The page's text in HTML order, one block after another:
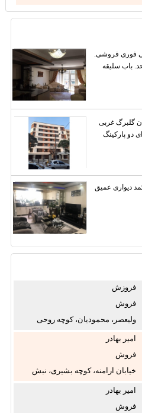
جنوبی فوری فروشی.
جلوی واحد. باب سلیقه
۱۵۰ متری کرمان گلبرگ غربی
دو پارکینگ
دیواری عمیق
فروزش
فروش
ولیعصر، محمودیان، کوچه روحی
امیر بهادر
فروش
خیابان ارامنه، کوچه بشیری، نبش
امیر بهادر
فروش